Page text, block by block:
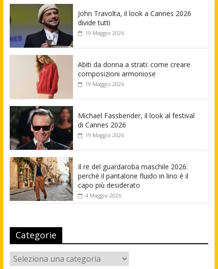
John Travolta, il look a Cannes 2026
divide tutti
19 Maggio 2026
Abiti da donna a strati: come creare
composizioni armoniose
19 Maggio 2026
Michael Fassbender, il look al festival
di Cannes 2026
19 Maggio 2026
Il re del guardaroba maschile 2026:
perché il pantalone fluido in lino è il
capo più desiderato
4 Maggio 2026
Categorie
Categorie